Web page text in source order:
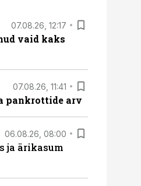
07.08.26, 12:17
vaid kaks
07.08.26, 11:41
pankrottide arv
06.08.26, 08:00
ja ärikasum